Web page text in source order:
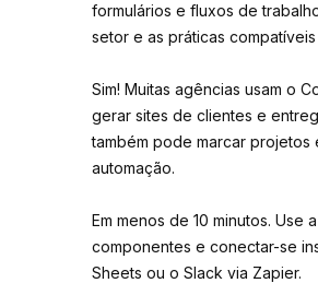
formulários e fluxos de
setor e as práticas
Sim! Muitas agências usam o
gerar sites de clientes e
também pode marcar projetos
automação.
Em menos de 10 minutos. Use
componentes e conectar-se
Sheets ou o Slack via Zapier.